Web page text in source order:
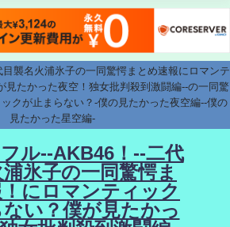
襲名火浦氷子の一同驚愕まとめ速報にロマンテ
見たかった夜空！独女批判殺到激闘編--の一同驚
クが止まらない？-僕の見たかった夜空編--僕の
見たかった星空編-
ル--AKB46！--二代
浦氷子の一同驚愕ま
にロマンティック
い？僕が見たかっ